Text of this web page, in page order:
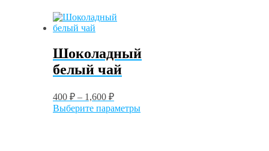
выбрать
на
Шоколадный
белый чай
400 ₽ – 1,600 ₽
Выберите параметрыЭтот